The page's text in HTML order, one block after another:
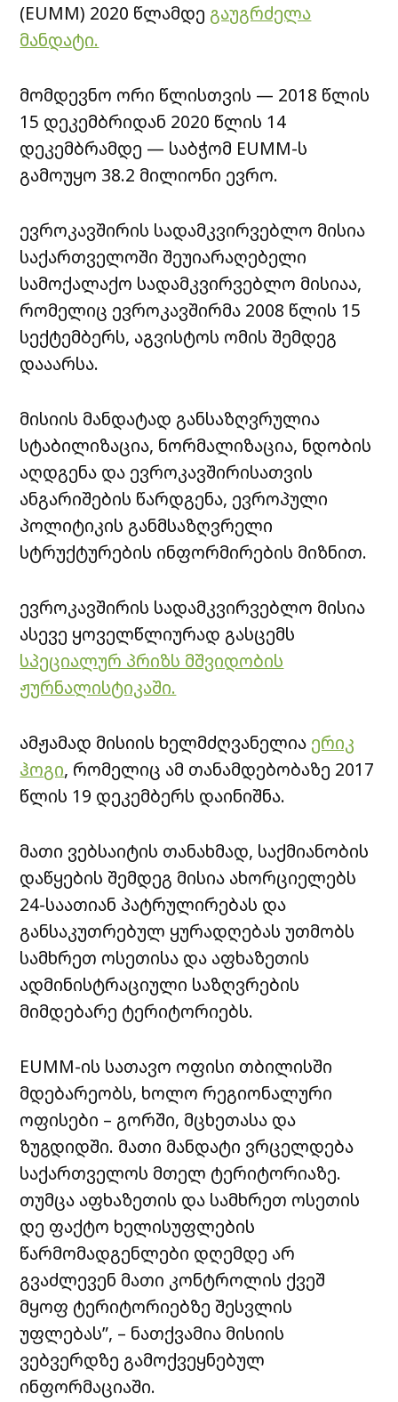
(EUMM) 2020 წლამდე გაუგრძელა
მანდატი.
მომდევნო ორი წლისთვის — 2018 წლის
15 დეკემბრიდან 2020 წლის 14
დეკემბრამდე — საბჭომ EUMM-ს
გამოუყო 38.2 მილიონი ევრო.
ევროკავშირის სადამკვირვებლო მისია
საქართველოში შეუიარაღებელი
სამოქალაქო სადამკვირვებლო მისიაა,
რომელიც ევროკავშირმა 2008 წლის 15
სექტემბერს, აგვისტოს ომის შემდეგ
დააარსა.
მისიის მანდატად განსაზღვრულია
სტაბილიზაცია, ნორმალიზაცია, ნდობის
აღდგენა და ევროკავშირისათვის
ანგარიშების წარდგენა, ევროპული
პოლიტიკის განმსაზღვრელი
სტრუქტურების ინფორმირების მიზნით.
ევროკავშირის სადამკვირვებლო მისია
ასევე ყოველწლიურად გასცემს
სპეციალურ პრიზს მშვიდობის
ჟურნალისტიკაში.
ამჟამად მისიის ხელმძღვანელია ერიკ
ჰოგი, რომელიც ამ თანამდებობაზე 2017
წლის 19 დეკემბერს დაინიშნა.
მათი ვებსაიტის თანახმად, საქმიანობის
დაწყების შემდეგ მისია ახორციელებს
24-საათიან პატრულირებას და
განსაკუთრებულ ყურადღებას უთმობს
სამხრეთ ოსეთისა და აფხაზეთის
ადმინისტრაციული საზღვრების
მიმდებარე ტერიტორიებს.
EUMM-ის სათავო ოფისი თბილისში
მდებარეობს, ხოლო რეგიონალური
ოფისები – გორში, მცხეთასა და
ზუგდიდში. მათი მანდატი ვრცელდება
საქართველოს მთელ ტერიტორიაზე.
თუმცა აფხაზეთის და სამხრეთ ოსეთის
დე ფაქტო ხელისუფლების
წარმომადგენლები დღემდე არ
გვაძლევენ მათი კონტროლის ქვეშ
მყოფ ტერიტორიებზე შესვლის
უფლებას”, – ნათქვამია მისიის
ვებვერდზე გამოქვეყნებულ
ინფორმაციაში.